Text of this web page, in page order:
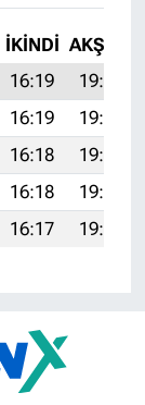
İKINDI AKŞAM
16:19
19:33
16:19
19:32
16:18
19:31
16:18
19:30
16:17 19:28